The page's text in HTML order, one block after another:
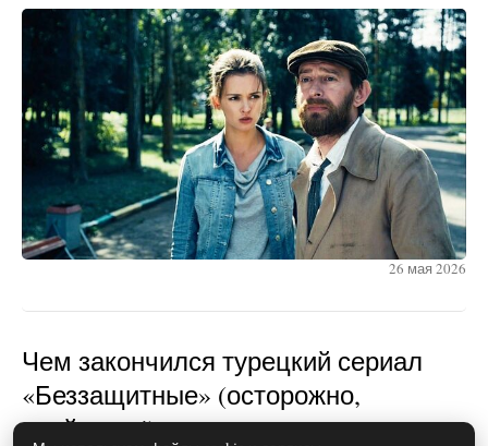
26 мая 2026
Чем закончился турецкий сериал
«Беззащитные» (осторожно,
спойлеры!)